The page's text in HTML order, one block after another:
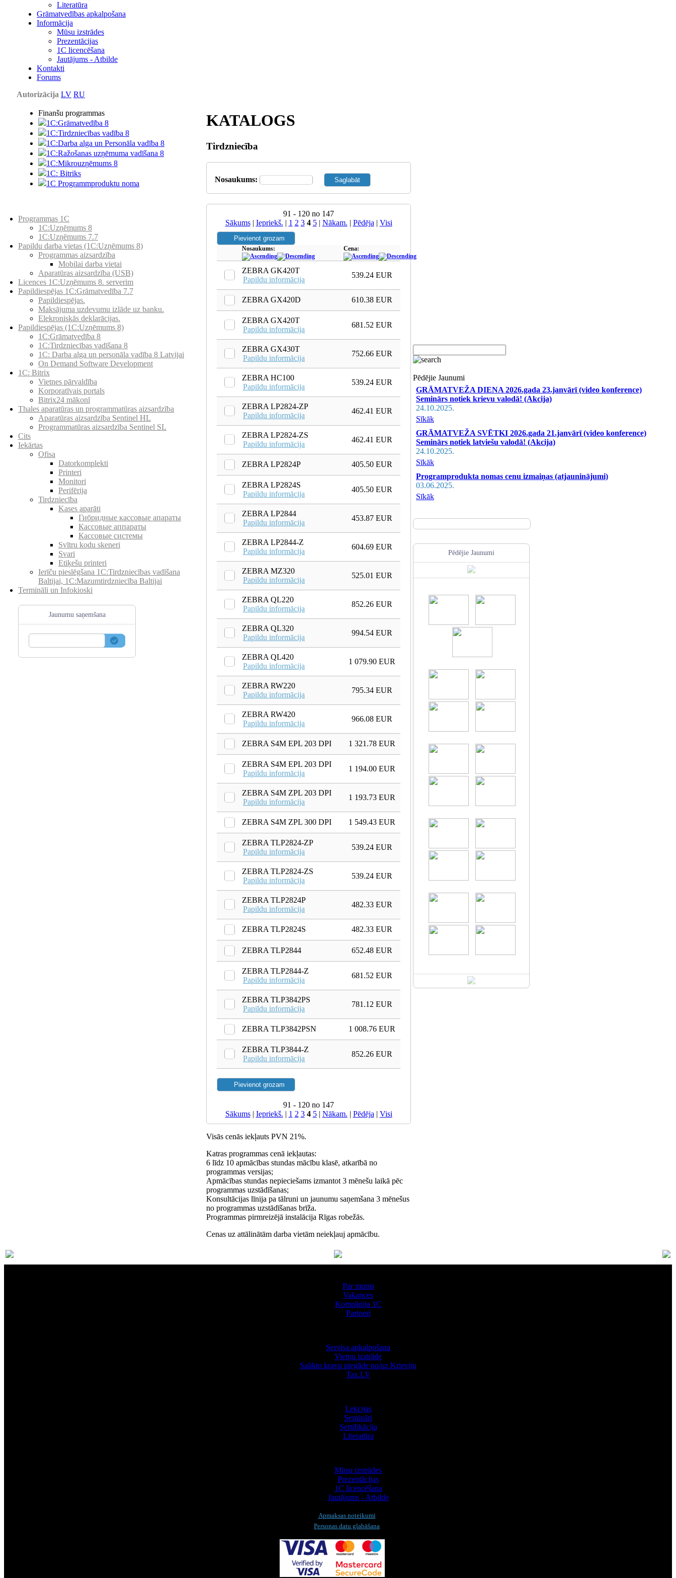
Literatūra
Grāmatvedības apkalpošana
Informācija
Mūsu izstrādes
Prezentācijas
1С licencēšana
Jautājums - Atbilde
Kontakti
Forums
Autorizācija LV RU
Finanšu programmas
1C:Grāmatvedība 8
1C:Tirdzniecības vadība 8
1C:Darba alga un Personāla vadība 8
1C:Ražošanas uzņēmuma vadīšana 8
1С:Мikrouzņēmums 8
1C: Bitriks
1C Programmproduktu noma
Programmas 1C
1C:Uzņēmums 8
1C:Uzņēmums 7.7
Papildu darba vietas (1C:Uzņēmums 8)
Programmas aizsardzība
Mobilai darba vietai
Aparatūras aizsardzība (USB)
Licences 1C:Uzņēmums 8. serverim
Papildiespējas 1C:Grāmatvedība 7.7
Papildiespējas.
Maksājuma uzdevumu izlāde uz banku.
Elekroniskās deklarācijas.
Papildiespējas (1C:Uzņēmums 8)
1C:Grāmatvedība 8
1C:Tirdzniecības vadīšana 8
1С: Darba alga un personāla vadība 8 Latvijai
On Demand Software Development
1C: Bitrix
Vietnes pārvaldība
Korporatīvais portals
Bitrix24 mākonī
Thales aparatūras un programmatūras aizsardzība
Aparatūras aizsardzība Sentinel HL
Programmatūras aizsardzība Sentinel SL
Cits
Iekārtas
Ofisa
Datorkomplekti
Printeri
Monitori
Perifērija
Tirdzniecība
Kases aparāti
Гибридные кассовые апараты
Кассовые аппараты
Кассовые системы
Svītru kodu skeneri
Svari
Etiķešu printeri
Ierīču pieslēgšana 1C:Tirdzniecības vadīšana
Baltijai, 1C:Mazumtirdzniecība Baltijai
Termināli un Infokioski
Jaunumu saņemšana
KATALOGS
Tirdzniecība
Nosaukums:
91 - 120 no 147
Sākums| Iepriekš. | 1 2 3 4 5| Nākam. | Pēdēja | Visi
Nosaukums: Cena:
ZEBRA GK420T
Papildu informācija
539.24 EUR
ZEBRA GX420D 610.38 EUR
ZEBRA GX420T
Papildu informācija
681.52 EUR
ZEBRA GX430T
Papildu informācija
752.66 EUR
ZEBRA HC100
Papildu informācija
539.24 EUR
ZEBRA LP2824-ZP
Papildu informācija
462.41 EUR
ZEBRA LP2824-ZS
Papildu informācija
462.41 EUR
ZEBRA LP2824P 405.50 EUR
ZEBRA LP2824S
Papildu informācija
405.50 EUR
ZEBRA LP2844
Papildu informācija
453.87 EUR
ZEBRA LP2844-Z
Papildu informācija
604.69 EUR
ZEBRA MZ320
Papildu informācija
525.01 EUR
ZEBRA QL220
Papildu informācija
852.26 EUR
ZEBRA QL320
Papildu informācija
994.54 EUR
ZEBRA QL420
Papildu informācija
1 079.90 EUR
ZEBRA RW220
Papildu informācija
795.34 EUR
ZEBRA RW420
Papildu informācija
966.08 EUR
ZEBRA S4M EPL 203 DPI 1 321.78 EUR
ZEBRA S4M EPL 203 DPI
Papildu informācija
1 194.00 EUR
ZEBRA S4M ZPL 203 DPI
Papildu informācija
1 193.73 EUR
ZEBRA S4M ZPL 300 DPI 1 549.43 EUR
ZEBRA TLP2824-ZP
Papildu informācija
539.24 EUR
ZEBRA TLP2824-ZS
Papildu informācija
539.24 EUR
ZEBRA TLP2824P
Papildu informācija
482.33 EUR
ZEBRA TLP2824S 482.33 EUR
ZEBRA TLP2844 652.48 EUR
ZEBRA TLP2844-Z
Papildu informācija
681.52 EUR
ZEBRA TLP3842PS
Papildu informācija
781.12 EUR
ZEBRA TLP3842PSN 1 008.76 EUR
ZEBRA TLP3844-Z
Papildu informācija
852.26 EUR
91 - 120 no 147
Sākums| Iepriekš. | 1 2 3 4 5| Nākam. | Pēdēja | Visi
Visās cenās iekļauts PVN 21%.
Katras programmas cenā iekļautas:
6 līdz 10 apmācības stundas mācību klasē, atkarībā no
programmas versijas;
Apmācības stundas nepieciešams izmantot 3 mēnešu laikā pēc
programmas uzstādīšanas;
Konsultācijas līnija pa tālruni un jaunumu saņemšana 3 mēnešus
no programmas uzstādīšanas brīža.
Programmas pirmreizējā instalācija Rīgas robežās.
Cenas uz attālinātām darba vietām neiekļauj apmācību.
Pēdējie Jaunumi
GRĀMATVEŽA DIENA 2026.gada 23.janvārī (video konference)
Seminārs notiek krievu valodā! (Akcija)
24.10.2025.
Sīkāk
GRĀMATVEŽA SVĒTKI 2026.gada 21.janvārī (video konference)
Seminārs notiek latviešu valodā! (Akcija)
24.10.2025.
Sīkāk
Programprodukta nomas cenu izmaiņas (atjauninājumi)
03.06.2025.
Sīkāk
Pēdējie Jaunumi
Par mums
Vakances
Kompānija 1С
Partneri
Servisa apkalpošana
Vietņu izstrāde
Salikto kravu piegāde no/uz Krieviju
Tax.LV
Lekcijas
Semināri
Sertifikācija
Literatūra
Mūsu izstrādes
Prezentācijas
1С licencēšana
Jautājums - Atbilde
Apmaksas noteikumi
Personas datu glabāšana